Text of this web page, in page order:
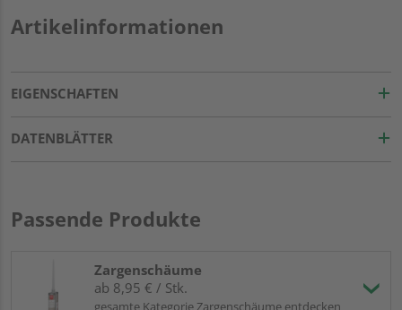
Artikelinformationen
EIGENSCHAFTEN
DATENBLÄTTER
Passende Produkte
Zargenschäume
ab 8,95 € / Stk.
gesamte Kategorie Zargenschäume entdecken